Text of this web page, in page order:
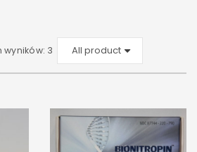
wyników: 3